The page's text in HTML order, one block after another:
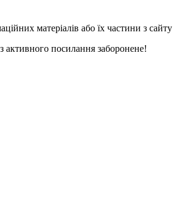
матеріалів або їх частини з сайту
посилання заборонене!